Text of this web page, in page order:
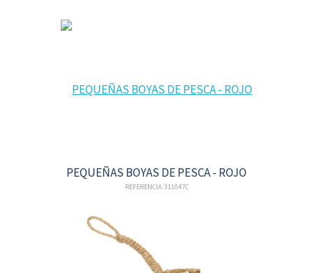
PEQUEÑAS BOYAS DE PESCA - ROJO
REFERENCIA: 311047C